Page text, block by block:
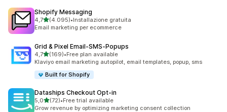
Shopify Messaging
4,7stelle su 5
(4.095)
4095 recensioni totali
•Installazione gratuita
Email marketing per ecommerce
Grid & Pixel Email‑SMS‑Popups
4,7stelle su 5
(169)
169 recensioni totali
•Free plan available
Klaviyo email marketing autopilot, email templates, popup, sms
Built for Shopify
Dataships Checkout Opt‑in
5,0stelle su 5
(72)
72 recensioni totali
•Free trial available
Grow revenue by optimizing marketing consent collection